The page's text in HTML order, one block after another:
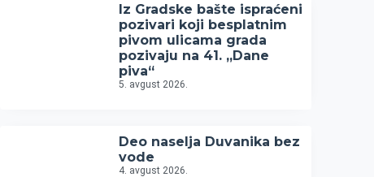
Iz Gradske bašte ispraćeni
pozivari koji besplatnim
pivom ulicama grada
pozivaju na 41. „Dane
piva“
5. avgust 2026.
Deo naselja Duvanika bez
vode
4. avgust 2026.